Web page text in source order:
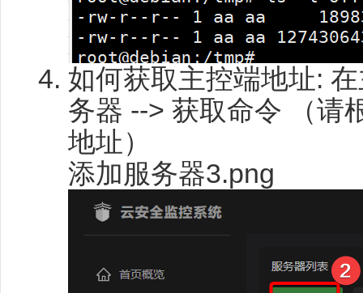
如何获取主控端地址:
务器 --> 获取命令 （请
地址）
添加服务器3.png